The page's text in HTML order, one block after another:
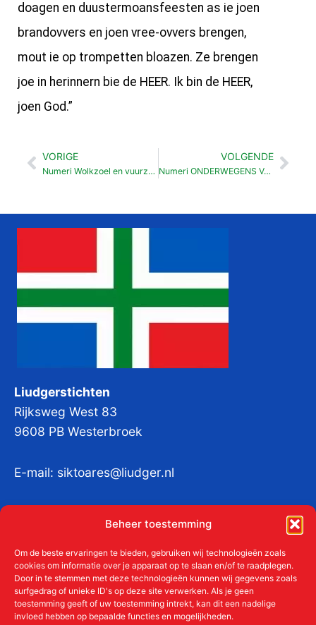
Beheer toestemming
Om de beste ervaringen te bieden, gebruiken wij technologieën zoals
cookies om informatie over je apparaat op te slaan en/of te raadplegen.
Door in te stemmen met deze technologieën kunnen wij gegevens zoals
surfgedrag of unieke ID's op deze site verwerken. Als je geen
toestemming geeft of uw toestemming intrekt, kan dit een nadelige
invloed hebben op bepaalde functies en mogelijkheden.
doagen en duustermoansfeesten as ie joen
brandovvers en joen vree-ovvers brengen,
mout ie op trompetten bloazen. Ze brengen
joe in herinnern bie de HEER. Ik bin de HEER,
joen God.”
Vorige
VORIGE
Numeri Wolkzoel en vuurzoel (9:15-23 )
VOLGENDE
Numeri ONDERWEGENS VAN SINAI NOAR VLAKTE VAN MOÄB
Liudgerstichten
Rijksweg West 83
9608 PB Westerbroek
E-mail: siktoares@liudger.nl
KvKnr:41011712
Meer over de Liudgerstichten